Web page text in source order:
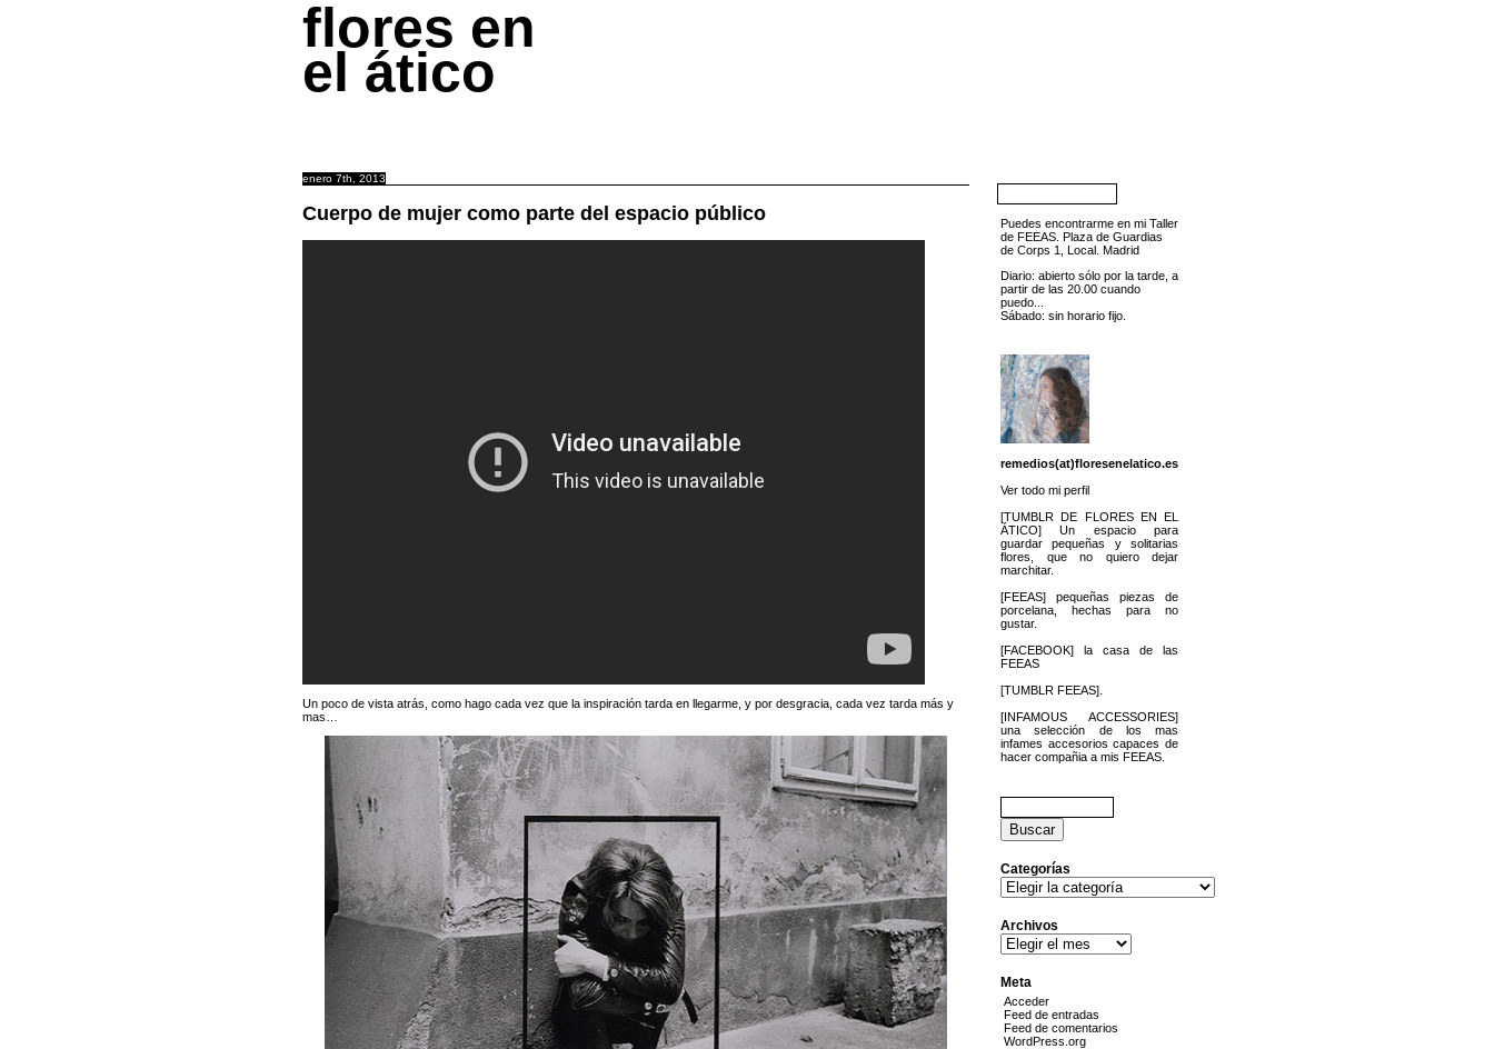
flores en
el ático
enero 7th, 2013
Cuerpo de mujer como parte del espacio público
Un poco de vista atrás, como hago cada vez que la inspiración tarda en llegarme, y por desgracia, cada vez tarda más y
mas…
Puedes encontrarme en mi Taller
de FEEAS. Plaza de Guardias
de Corps 1, Local. Madrid
Diario: abierto sólo por la tarde, a
partir de las 20.00 cuando
puedo...
Sábado: sin horario fijo.
remedios(at)floresenelatico.es
Ver todo mi perfil
[TUMBLR DE FLORES EN EL
ÁTICO] Un espacio para
guardar pequeñas y solitarias
flores, que no quiero dejar
marchitar.
[FEEAS] pequeñas piezas de
porcelana, hechas para no
gustar.
[FACEBOOK] la casa de las
FEEAS
[TUMBLR FEEAS].
[INFAMOUS ACCESSORIES]
una selección de los mas
infames accesorios capaces de
hacer compañia a mis FEEAS.
Buscar:
Categorías
Categorías
Archivos
Archivos
Meta
Acceder
Feed de entradas
Feed de comentarios
WordPress.org